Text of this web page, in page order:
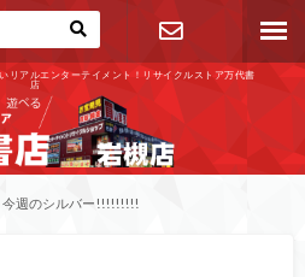
リアルエンターテイメント！リサイクルストア万代書
店
お問い合わ
せ
今週のシルバー!!!!!!!!!